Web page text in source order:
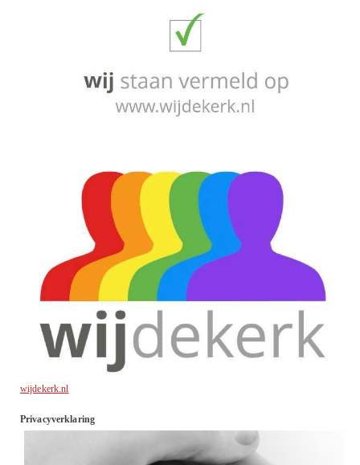
wijdekerk.nl
Privacyverklaring